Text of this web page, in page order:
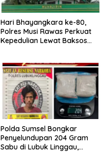
Hari Bhayangkara ke-80,
Polres Musi Rawas Perkuat
Kepedulian Lewat Baksos
Polda Sumsel Bongkar
Penyelundupan 204 Gram
Sabu di Lubuk Linggau,